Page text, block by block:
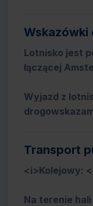
Lotnisko jest
łączącej
Wyjazd z
Transport
<i>Kolejowy:
Na terenie